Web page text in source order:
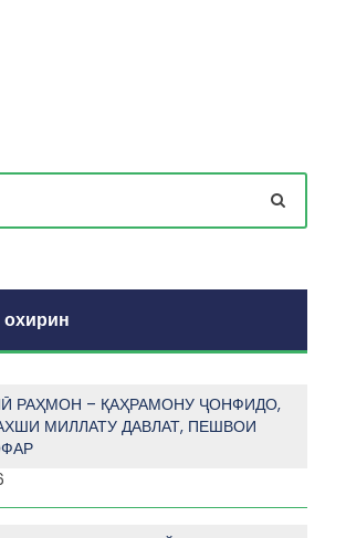
РАҲМОН – ҚАҲРАМОНУ ҶОНФИДО,
МИЛЛАТУ ДАВЛАТ, ПЕШВОИ